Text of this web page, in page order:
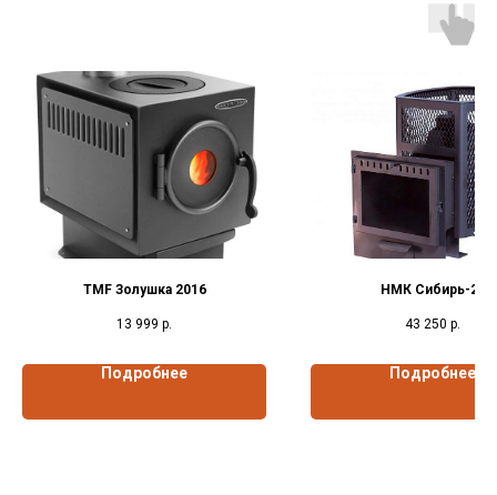
TMF Золушка 2016
13 999 р.
Подробнее
НМК Сибирь-20
43 250 р.
Подробнее